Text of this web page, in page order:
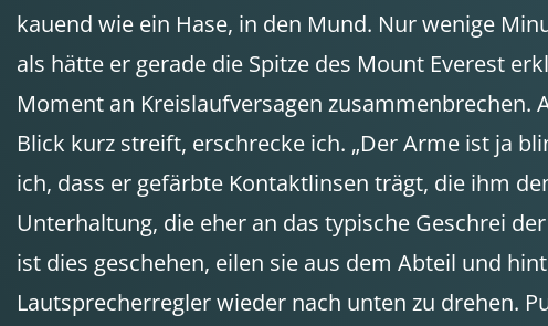
kauend wie ein Hase, in den Mund. Nur wenige
als hätte er gerade die Spitze des Mount Everest
Moment an Kreislaufversagen zusammenbrechen.
Blick kurz streift, erschrecke ich. „Der Arme ist ja
ich, dass er gefärbte Kontaktlinsen trägt, die ihm
Unterhaltung, die eher an das typische Geschrei
ist dies geschehen, eilen sie aus dem Abteil und
Lautsprecherregler wieder nach unten zu drehen.